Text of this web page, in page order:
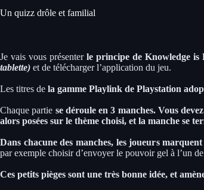
Un quizz drôle et familial
Je vais vous présenterle principe de Knowledge is
tablette) et de télécharger l’application du jeu.
Les titres de la gamme Playlink de Playstation
Chaque partie se déroule en 3 manches. Vous
alors posées sur le thème choisi, et la manche se
Dans chacune des manches, les joueurs
par exemple choisir d’envoyer le pouvoir gel à l’un
Ces petits pièges sont une très bonne idée, et